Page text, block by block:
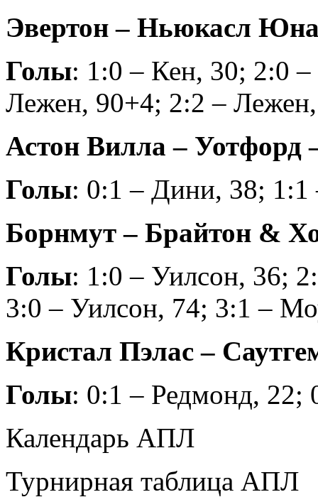
Эвертон – Ньюкасл
Голы: 1:0 – Кен, 30; 2:0
Лежен, 90+4; 2:2 –
Астон Вилла – Уотфорд
Голы: 0:1 – Дини, 38; 1:1
Борнмут – Брайтон &
Голы: 1:0 – Уилсон, 36;
3:0 – Уилсон, 74; 3:1 –
Кристал Пэлас –
Голы: 0:1 – Редмонд, 22;
Календарь АПЛ
Турнирная таблица АПЛ